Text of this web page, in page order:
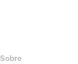
Sobre